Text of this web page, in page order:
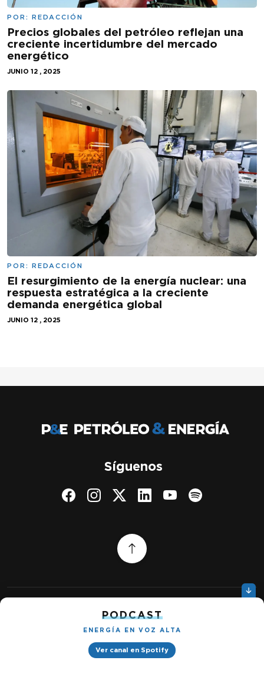
POR: REDACCIÓN
Precios globales del petróleo reflejan una
creciente incertidumbre del mercado
energético
JUNIO 12 , 2025
POR: REDACCIÓN
El resurgimiento de la energía nuclear: una
respuesta estratégica a la creciente
demanda energética global
JUNIO 12 , 2025
PODCAST
ENERGÍA EN VOZ ALTA
Ver canal en Spotify
Síguenos
Política de privacidad
Petróleo & Energía © 2026